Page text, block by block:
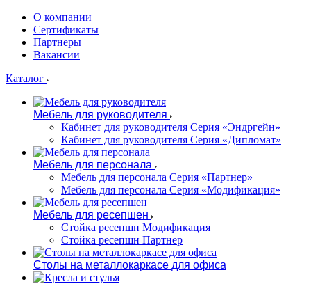
О компании
Сертификаты
Партнеры
Вакансии
Каталог
Мебель для руководителя
Кабинет для руководителя Серия «Эндргейн»
Кабинет для руководителя Серия «Дипломат»
Мебель для персонала
Мебель для персонала Серия «Партнер»
Мебель для персонала Серия «Модификация»
Мебель для ресепшен
Стойка ресепшн Модификация
Стойка ресепшн Партнер
Столы на металлокаркасе для офиса